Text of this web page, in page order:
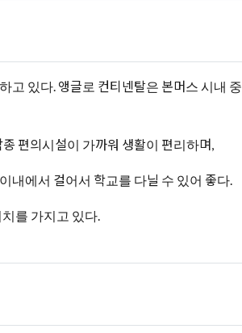
고 있다. 앵글로 컨티넨탈은 본머스 시내 중
종 편의시설이 가까워 생활이 편리하며,
내에서 걸어서 학교를 다닐 수 있어 좋다.
를 가지고 있다.